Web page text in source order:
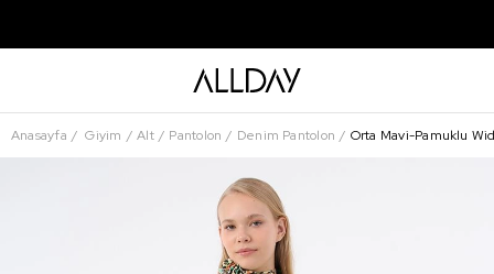
Anasayfa Giyim Alt Pantolon Denim Pantolon Orta Mavi-Pamuklu